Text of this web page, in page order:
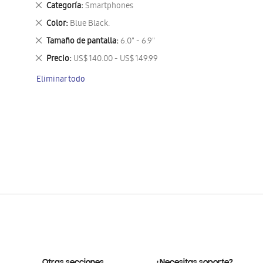
Categoría Smartphones
Eliminar
este
artículo
Color Blue Black.
Eliminar
este
artículo
Tamaño de pantalla 6.0" - 6.9"
Eliminar
este
artículo
Precio US$ 140.00 - US$ 149.99
Eliminar
artículo
Eliminar todo